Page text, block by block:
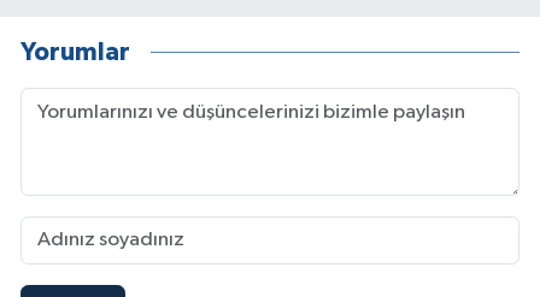
Yorumlar